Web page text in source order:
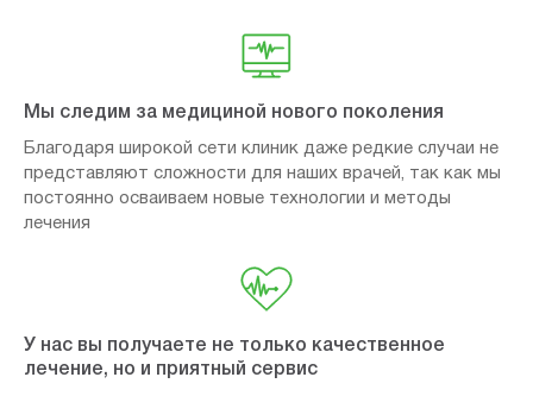
Мы следим за медициной нового поколения
Благодаря широкой сети клиник даже редкие случаи не
представляют сложности для наших врачей, так как мы
постоянно осваиваем новые технологии и методы
лечения
У нас вы получаете не только качественное
лечение, но и приятный сервис